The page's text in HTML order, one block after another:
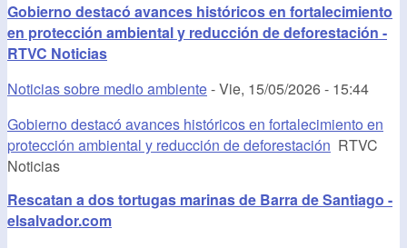
Gobierno destacó avances históricos en fortalecimiento
en protección ambiental y reducción de deforestación -
RTVC Noticias
Noticias sobre medio ambiente-Vie, 15/05/2026 - 15:44
Gobierno destacó avances históricos en fortalecimiento en
protección ambiental y reducción de deforestación RTVC
Noticias
Rescatan a dos tortugas marinas de Barra de Santiago -
elsalvador.com